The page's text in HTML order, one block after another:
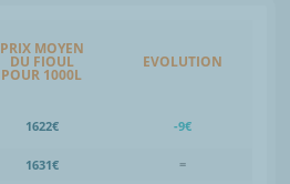
PRIX MOYEN
DU FIOUL
POUR 1000L
EVOLUTION
1622€ -9€
1631€
=